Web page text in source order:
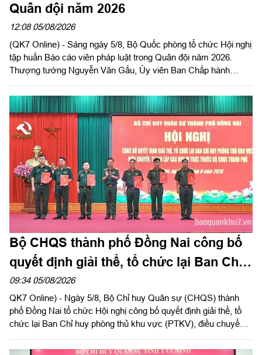
Quân đội năm 2026
12:08 05/08/2026
(QK7 Online) - Sáng ngày 5/8, Bộ Quốc phòng tổ chức Hội nghị
tập huấn Báo cáo viên pháp luật trong Quân đội năm 2026.
Thượng tướng Nguyễn Văn Gấu, Ủy viên Ban Chấp hành
Bộ Quốc phòng, Chủ tịch Hội đồng Phổ biến, giáo dục pháp luật
Bộ Quốc phòng chủ trì hội nghị. Hội nghị được tổ chức bằng
hình thức trực tiếp kết hợp với trực tuyến tại 122 điểm cầu
trong toàn quân.
Bộ CHQS thành phố Đồng Nai công bố
quyết định giải thể, tổ chức lại Ban Chỉ
huy phòng thủ khu vực
09:34 05/08/2026
QK7 Online) - Ngày 5/8, Bộ Chỉ huy Quân sự (CHQS) thành
phố Đồng Nai tổ chức Hội nghị công bố quyết định giải thể, tổ
chức lại Ban Chỉ huy phòng thủ khu vực (PTKV), điều chuyển,
tướng Đặng Văn Lẫm, Ủy viên Thường vụ Đảng ủy, Phó Tư